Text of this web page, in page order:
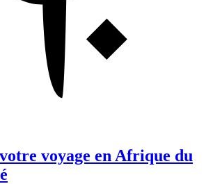
voyage en Afrique du